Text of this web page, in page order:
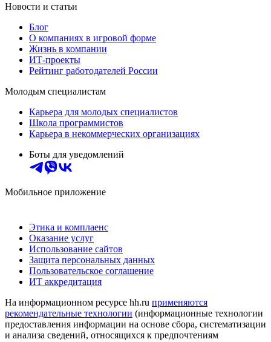
Новости и статьи
Блог
О компаниях в игровой форме
Жизнь в компании
ИТ-проекты
Рейтинг работодателей России
Молодым специалистам
Карьера для молодых специалистов
Школа программистов
Карьера в некоммерческих организациях
Боты для уведомлений
Мобильное приложение
Этика и комплаенс
Оказание услуг
Использование сайтов
Защита персональных данных
Пользовательское соглашение
ИТ аккредитация
На информационном ресурсе hh.ru применяются
рекомендательные технологии (информационные технологии
предоставления информации на основе сбора, систематизации
и анализа сведений, относящихся к предпочтениям